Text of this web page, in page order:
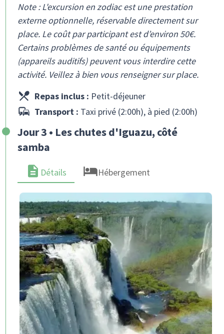
Note : L'excursion en zodiac est une prestation
externe optionnelle, réservable directement sur
place. Le coût par participant est d’environ 50€.
Certains problèmes de santé ou équipements
(appareils auditifs) peuvent vous interdire cette
activité. Veillez à bien vous renseigner sur place.
Repas inclus : Petit-déjeuner
Transport : Taxi privé (2:00h), à pied (2:00h)
Jour 3 • Les chutes d'Iguazu, côté
samba
Détails Hébergement